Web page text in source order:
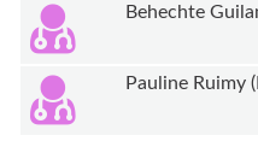
Behechte
Pauline Ruimy